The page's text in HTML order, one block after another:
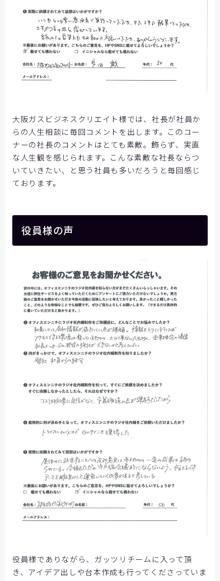
大阪ガスビジネスクリエイト様では、社長が社員か
らの人生相談に毎回コメントを出します。このコー
ナーの社長のコメントはとても素敵。飾らず、実直
な人生観を感じられます。こんな素敵な社長ならつ
いていきたい、と思う社員も多いだろうと毎回感じ
ております。
役員様の声
役員様でありながら、ガッツリチームに入って頂
き、アイデア出しや台本作成も行ってくださっていま